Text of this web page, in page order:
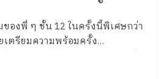
องพี่ ๆ ชั้น 12 ในครั้งนี้พิเศษกว่า
ตรียมความพร้อมครั้ง
พวกเขากำลังจะก้าวไปเผชิญที่
รมณ์ ความรู้สึก และค้นหาคำ